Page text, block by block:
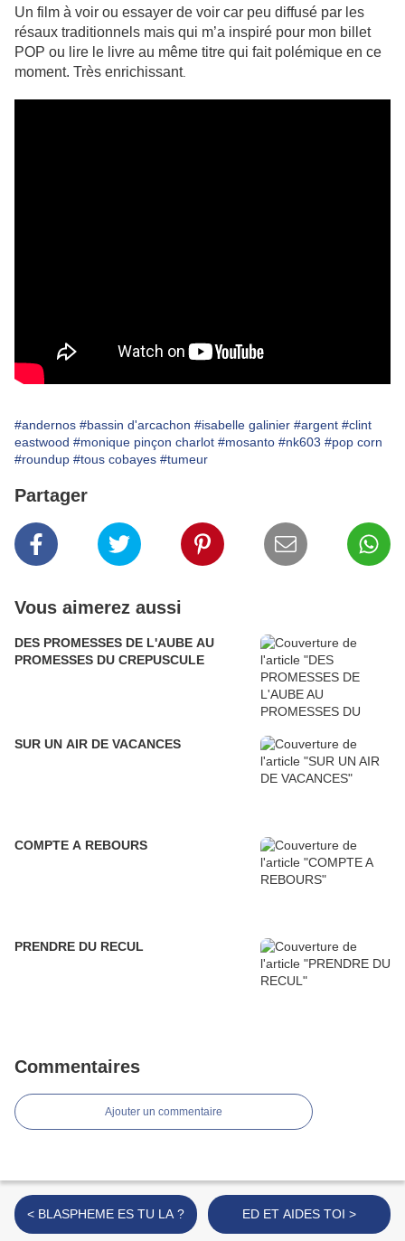
Un film à voir ou essayer de voir car peu diffusé par les
résaux traditionnels mais qui m’a inspiré pour mon billet
POP ou lire le livre au même titre qui fait polémique en ce
moment. Très enrichissant.
#andernos #bassin d'arcachon #isabelle galinier #argent #clint
eastwood #monique pinçon charlot #mosanto #nk603 #pop corn
#roundup #tous cobayes #tumeur
Partager
Vous aimerez aussi
DES PROMESSES DE L'AUBE AU
PROMESSES DU CREPUSCULE
SUR UN AIR DE VACANCES
COMPTE A REBOURS
PRENDRE DU RECUL
Commentaires
Ajouter un commentaire
< BLASPHEME ES TU LA ? ED ET AIDES TOI >